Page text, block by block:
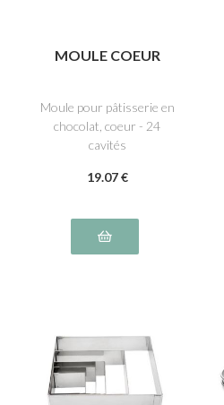
MOULE COEUR
Moule pour pâtisserie en
chocolat, coeur - 24
cavités
19.07 €